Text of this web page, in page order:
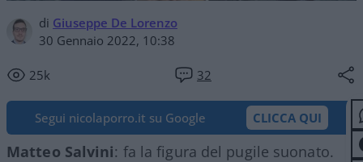
di Giuseppe De Lorenzo
30 Gennaio 2022, 10:38
25k 32
Segui nicolaporro.it su Google CLICCA QUI
Matteo Salvini: fa la figura del pugile suonato.